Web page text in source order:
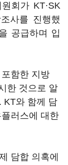
회가 KT·SK
사를 진행했
공급하며 입
함한 지방
한 것으로 알
KT와 함께 담
러스에 대한
담합 의혹에